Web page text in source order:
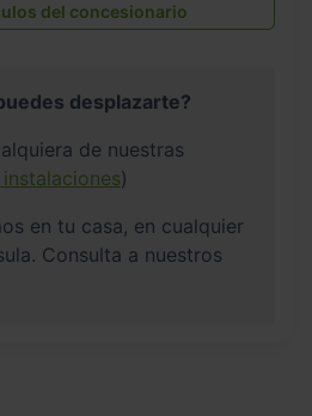
del concesionario
desplazarte?
de nuestras
instalaciones)
en tu casa, en cualquier
Consulta a nuestros